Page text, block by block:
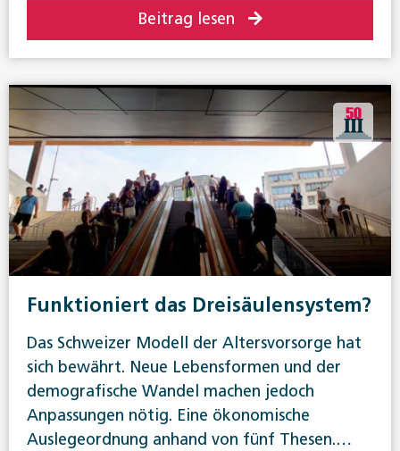
Beitrag lesen
Funktioniert das Dreisäulensystem?
Das Schweizer Modell der Altersvorsorge hat
sich bewährt. Neue Lebensformen und der
demografische Wandel machen jedoch
Anpassungen nötig. Eine ökonomische
Auslegeordnung anhand von fünf Thesen.…